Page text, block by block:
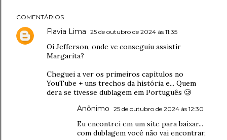
COMENTÁRIOS
Flavia Lima 25 de outubro de 2024 às 11:35
Oi Jefferson, onde vc conseguiu assistir
Margarita?
Cheguei a ver os primeiros capítulos no
YouTube + uns trechos da história e... Quem
dera se tivesse dublagem em Português 🥲
Anônimo 25 de outubro de 2024 às 12:30
Eu encontrei em um site para baixar...
com dublagem você não vai encontrar,